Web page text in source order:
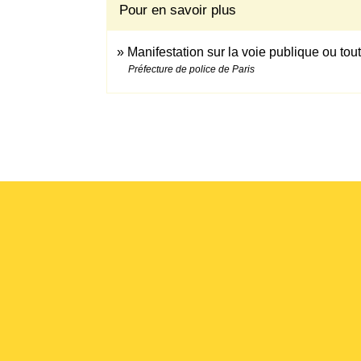
Pour en savoir plus
Manifestation sur la voie publique ou
Préfecture de police de Paris